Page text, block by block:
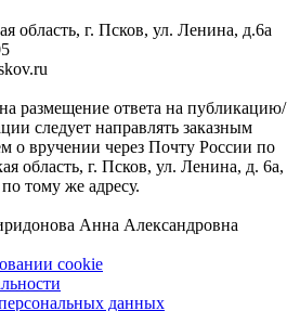
область, г. Псков, ул. Ленина, д.6а
размещение ответа на публикацию/
следует направлять заказным
о вручении через Почту России по
область, г. Псков, ул. Ленина, д. 6а,
тому же адресу.
Анна Александровна
cookie
данных